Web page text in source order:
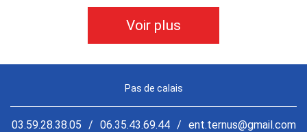
Voir plus
Pas de calais
03.59.28.38.05 / 06.35.43.69.44 / ent.ternus@gmail.com